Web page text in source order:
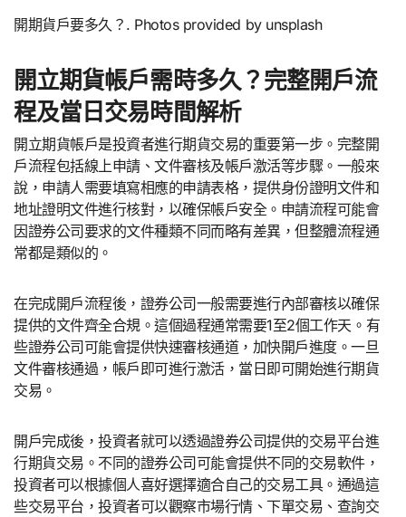
開期貨戶要多久？. Photos provided by unsplash
開立期貨帳戶需時多久？完整開戶流
程及當日交易時間解析
開立期貨帳戶是投資者進行期貨交易的重要第一步。完整開
戶流程包括線上申請、文件審核及帳戶激活等步驟。一般來
說，申請人需要填寫相應的申請表格，提供身份證明文件和
地址證明文件進行核對，以確保帳戶安全。申請流程可能會
因證券公司要求的文件種類不同而略有差異，但整體流程通
常都是類似的。
在完成開戶流程後，證券公司一般需要進行內部審核以確保
提供的文件齊全合規。這個過程通常需要1至2個工作天。有
些證券公司可能會提供快速審核通道，加快開戶進度。一旦
文件審核通過，帳戶即可進行激活，當日即可開始進行期貨
交易。
開戶完成後，投資者就可以透過證券公司提供的交易平台進
行期貨交易。不同的證券公司可能會提供不同的交易軟件，
投資者可以根據個人喜好選擇適合自己的交易工具。通過這
些交易平台，投資者可以觀察市場行情、下單交易、查詢交